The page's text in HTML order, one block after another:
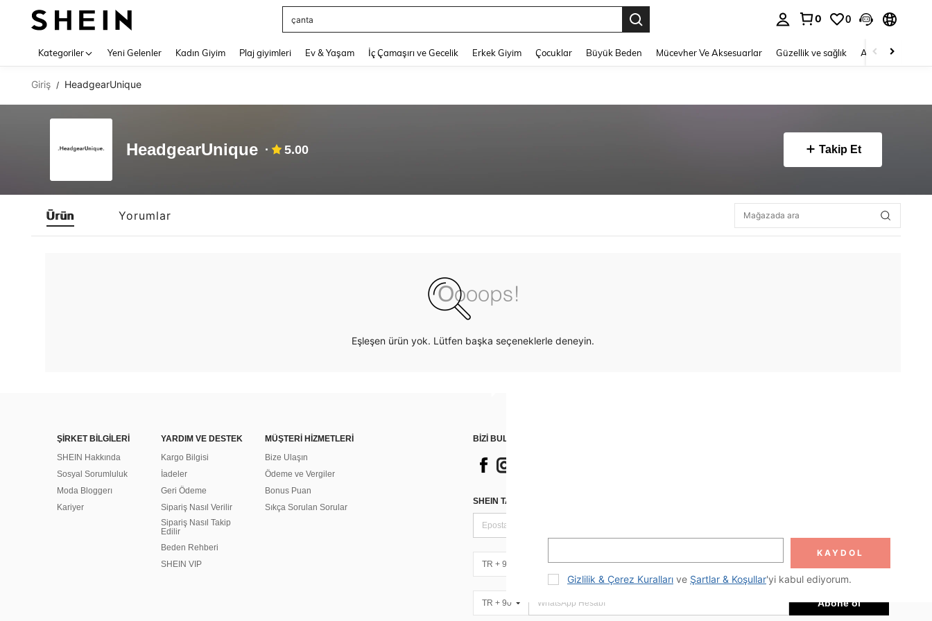
çanta
0 0
Kategoriler Yeni Gelenler Kadın Giyim Plaj giyimleri Ev & Yaşam İç Çamaşırı ve Gecelik Erkek Giyim Çocuklar Büyük Beden Mücevher Ve Aksesuarlar Güzellik ve sağlık Ayakkabı
Giriş / HeadgearUnique
HeadgearUnique 5.00 Takip Et
Ürün Yorumlar
Eşleşen ürün yok. Lütfen başka seçeneklerle deneyin.
ŞİRKET BİLGİLERİ
SHEIN Hakkında
Sosyal Sorumluluk
Moda Bloggerı
Kariyer
YARDIM VE DESTEK
Kargo Bilgisi
İadeler
Geri Ödeme
Sipariş Nasıl Verilir
Sipariş Nasıl Takip
Edilir
Beden Rehberi
SHEIN VIP
MÜŞTERİ HİZMETLERİ
Bize Ulaşın
Ödeme ve Vergiler
Bonus Puan
Sıkça Sorulan Sorular
BİZİ BULUN
SHEIN TARZI HABERLER IÇIN KAYDOLUN
TR + 90
TR + 90 Abone ol
KAYDOL
Gizlilik & Çerez Kuralları ve Şartlar & Koşullar'yi kabul ediyorum.